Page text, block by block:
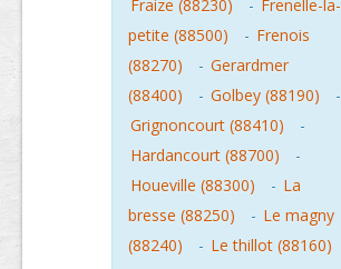
Fraize (88230)
- Frenelle-la-
petite (88500)
- Frenois
(88270)
- Gerardmer
(88400)
- Golbey (88190)
-
Grignoncourt (88410)
-
Hardancourt (88700)
-
Houeville (88300)
- La
bresse (88250)
- Le magny
(88240)
- Le thillot (88160)